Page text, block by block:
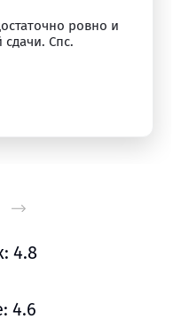
ровно и
Спс.
4.8
4.6